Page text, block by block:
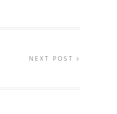
NEXT POST